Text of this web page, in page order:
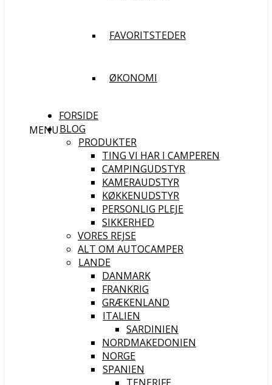
FAVORITSTEDER
ØKONOMI
MENU
FORSIDE
BLOG
PRODUKTER
TING VI HAR I CAMPEREN
CAMPINGUDSTYR
KAMERAUDSTYR
KØKKENUDSTYR
PERSONLIG PLEJE
SIKKERHED
VORES REJSE
ALT OM AUTOCAMPER
LANDE
DANMARK
FRANKRIG
GRÆKENLAND
ITALIEN
SARDINIEN
NORDMAKEDONIEN
NORGE
SPANIEN